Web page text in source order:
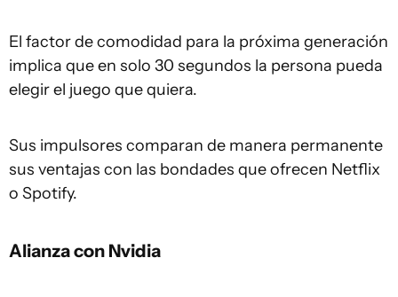
El factor de comodidad para la próxima generación
implica que en solo 30 segundos la persona pueda
elegir el juego que quiera.
Sus impulsores comparan de manera permanente
sus ventajas con las bondades que ofrecen Netflix
o Spotify.
Alianza con Nvidia